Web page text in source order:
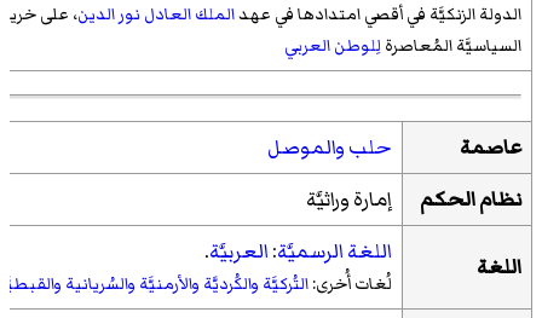
الدولة الزنكيَّة في أقصي امتدادها في عهدالملك العادل نور الدين، على
السياسيَّة المُعاصرةلِلوطن العربي
عاصمة حلبوالموصل
نظام الحكم
إمارة وراثيَّة
اللغة اللغة الرسميَّة:العربيَّة.
لُغات أُخرى:التُركيَّة والكُرديَّة والأرمنيَّة والسُريانية